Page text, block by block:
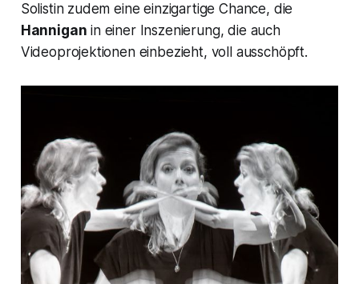
Solistin zudem eine einzigartige Chance, die
Hannigan in einer Inszenierung, die auch
Videoprojektionen einbezieht, voll ausschöpft.